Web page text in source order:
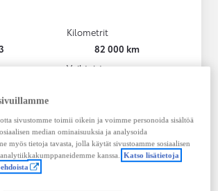
Kilometrit
82 000 km
Vaihteisto
Näytä lisää
sivustomme toimii oikein ja voimme personoida sisältöä
median ominaisuuksia ja analysoida
myös tietoja tavasta, jolla käytät sivustoamme sosiaalisen
kanssa. Katso lisätietoja